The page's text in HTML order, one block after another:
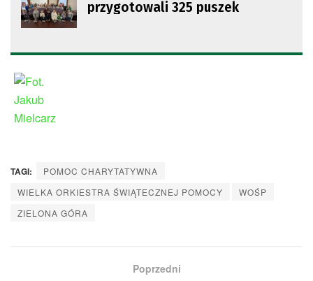
przygotowali 325 puszek
TAGI:
POMOC CHARYTATYWNA
WIELKA ORKIESTRA ŚWIĄTECZNEJ POMOCY
WOŚP
ZIELONA GÓRA
Poprzedni